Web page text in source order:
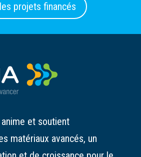
projets financés
et soutient
matériaux avancés, un